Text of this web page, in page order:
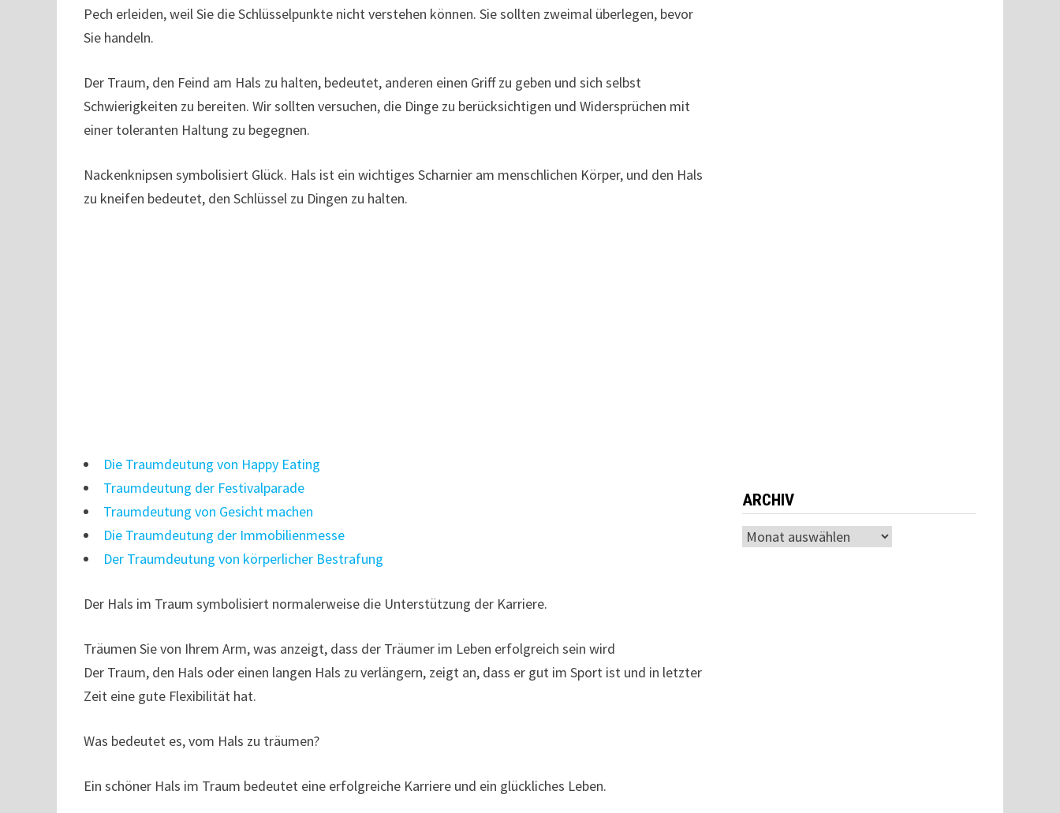
Pech erleiden, weil Sie die Schlüsselpunkte nicht verstehen können. Sie sollten zweimal überlegen, bevor
Sie handeln.
Der Traum, den Feind am Hals zu halten, bedeutet, anderen einen Griff zu geben und sich selbst
Schwierigkeiten zu bereiten. Wir sollten versuchen, die Dinge zu berücksichtigen und Widersprüchen mit
einer toleranten Haltung zu begegnen.
Nackenknipsen symbolisiert Glück. Hals ist ein wichtiges Scharnier am menschlichen Körper, und den Hals
zu kneifen bedeutet, den Schlüssel zu Dingen zu halten.
Die Traumdeutung von Happy Eating
Traumdeutung der Festivalparade
Traumdeutung von Gesicht machen
Die Traumdeutung der Immobilienmesse
Der Traumdeutung von körperlicher Bestrafung
Der Hals im Traum symbolisiert normalerweise die Unterstützung der Karriere.
Träumen Sie von Ihrem Arm, was anzeigt, dass der Träumer im Leben erfolgreich sein wird
Der Traum, den Hals oder einen langen Hals zu verlängern, zeigt an, dass er gut im Sport ist und in letzter
Zeit eine gute Flexibilität hat.
Was bedeutet es, vom Hals zu träumen?
Ein schöner Hals im Traum bedeutet eine erfolgreiche Karriere und ein glückliches Leben.
ARCHIV
Archiv